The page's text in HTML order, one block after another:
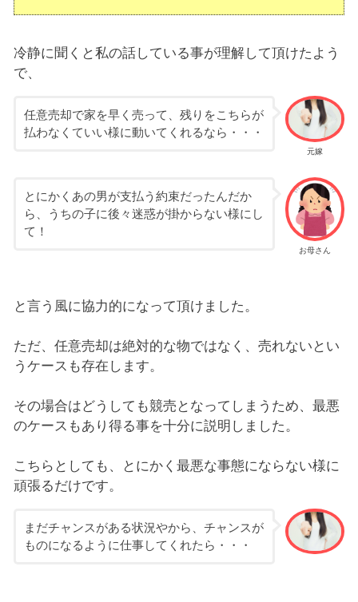
冷静に聞くと私の話している事が理解して頂けたよう
で、
元嫁
任意売却で家を早く売って、残りをこちらが
払わなくていい様に動いてくれるなら・・・
お母さん
とにかくあの男が支払う約束だったんだか
ら、うちの子に後々迷惑が掛からない様にし
て！
と言う風に協力的になって頂けました。
ただ、任意売却は絶対的な物ではなく、売れないとい
うケースも存在します。
その場合はどうしても競売となってしまうため、最悪
のケースもあり得る事を十分に説明しました。
こちらとしても、とにかく最悪な事態にならない様に
頑張るだけです。
まだチャンスがある状況やから、チャンスが
ものになるように仕事してくれたら・・・